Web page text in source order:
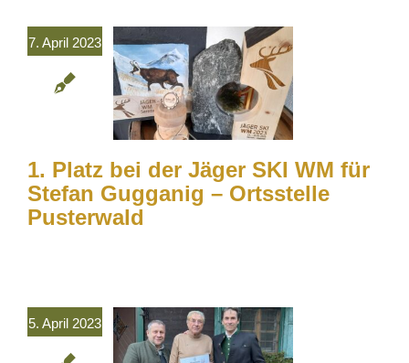
7. April 2023
1. Platz bei der Jäger SKI WM für
Stefan Gugganig – Ortsstelle
Pusterwald
5. April 2023